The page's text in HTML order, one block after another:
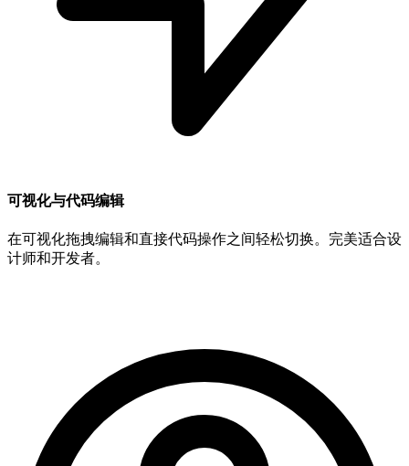
可视化与代码编辑
在可视化拖拽编辑和直接代码操作之间轻松切换。完美适合设
计师和开发者。